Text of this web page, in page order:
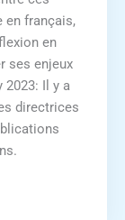
en français,
en
ses enjeux
2023: Il y a
directrices